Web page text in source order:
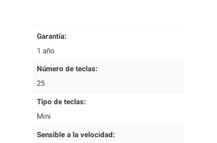
W
I
a
Garantía:
1 año
Número de teclas:
25
Tipo de teclas:
Mini
Sensible a la velocidad: